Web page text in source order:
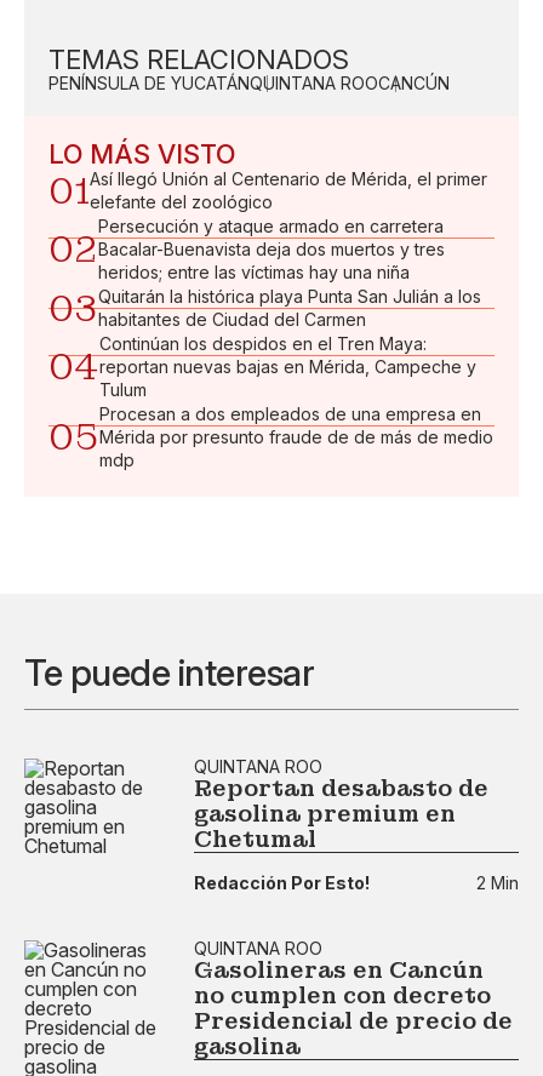
TEMAS RELACIONADOS
PENÍNSULA DE YUCATÁNQUINTANA ROOCANCÚN
LO MÁS VISTO
01Así llegó Unión al Centenario de Mérida, el primer
elefante del zoológico
02
Persecución y ataque armado en carretera
Bacalar-Buenavista deja dos muertos y tres
heridos; entre las víctimas hay una niña
03Quitarán la histórica playa Punta San Julián a los
habitantes de Ciudad del Carmen
04
Continúan los despidos en el Tren Maya:
reportan nuevas bajas en Mérida, Campeche y
Tulum
05
Procesan a dos empleados de una empresa en
Mérida por presunto fraude de de más de medio
mdp
Te puede interesar
QUINTANA ROO
Reportan desabasto de
gasolina premium en
Chetumal
Redacción Por Esto! 2 Min
QUINTANA ROO
Gasolineras en Cancún
no cumplen con decreto
Presidencial de precio de
gasolina